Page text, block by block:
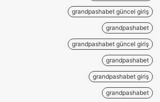
grandpashabet güncel giriş
grandpashabet
grandpashabet güncel giriş
grandpashabet
grandpashabet giriş
grandpashabet